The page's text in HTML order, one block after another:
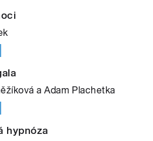
a Adam Plachetka
hypnóza